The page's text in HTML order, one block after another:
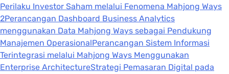
Perilaku Investor Saham melalui Fenomena Mahjong Ways
2Perancangan Dashboard Business Analytics
menggunakan Data Mahjong Ways sebagai Pendukung
Manajemen OperasionalPerancangan Sistem Informasi
Terintegrasi melalui Mahjong Ways Menggunakan
Enterprise ArchitectureStrategi Pemasaran Digital pada